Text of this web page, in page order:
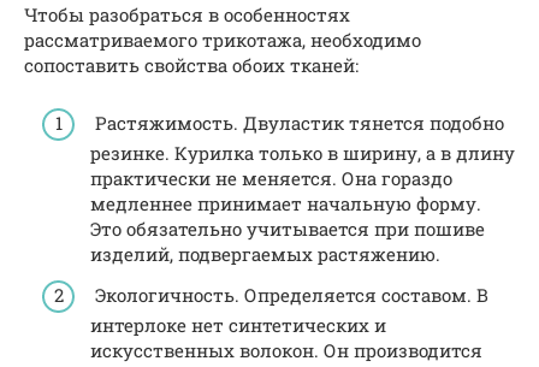
Чтобы разобраться в особенностях
рассматриваемого трикотажа, необходимо
сопоставить свойства обоих тканей:
Растяжимость. Двуластик тянется подобно
резинке. Курилка только в ширину, а в длину
практически не меняется. Она гораздо
медленнее принимает начальную форму.
Это обязательно учитывается при пошиве
изделий, подвергаемых растяжению.
Экологичность. Определяется составом. В
интерлоке нет синтетических и
искусственных волокон. Он производится